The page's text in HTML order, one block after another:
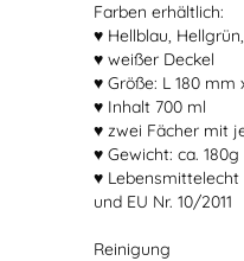
Farben erhältlich:
♥ Hellblau,
♥ weißer Deckel
♥ Größe: L 180
♥ Inhalt 700 ml
♥ zwei Fächer mit
♥ Gewicht: ca. 180g
♥ Lebensmittelecht
und EU Nr. 10/2011
Reinigung